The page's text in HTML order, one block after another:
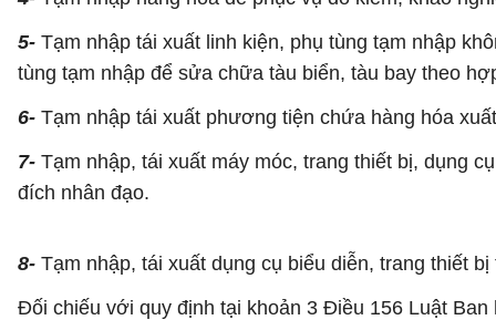
5- Tạm nhập tái xuất linh kiện, phụ tùng tạm nhập
tùng tạm nhập để sửa chữa tàu biển, tàu bay theo
6- Tạm nhập tái xuất phương tiện chứa hàng hóa
7- Tạm nhập, tái xuất máy móc, trang thiết bị, dụng
đích nhân đạo.
8- Tạm nhập, tái xuất dụng cụ biểu diễn, trang thiết
Đối chiếu với quy định tại khoản 3 Điều 156 Luật